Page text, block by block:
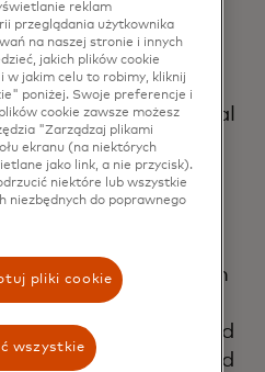
until CGI ceased in
in financial
to joining Standard
on the launch of
and Reward
for Women Win
RSA and the
Responsibility and
she was appointed
reklam
przeglądania użytkownika
na naszej stronie i innych
jakich plików cookie
w jakim celu to robimy, kliknij
poniżej. Swoje preferencje i
cookie zawsze możesz
"Zarządzaj plikami
ekranu (na niektórych
jako link, a nie przycisk).
niektóre lub wszystkie
niezbędnych do poprawnego
pliki cookie
wszystkie